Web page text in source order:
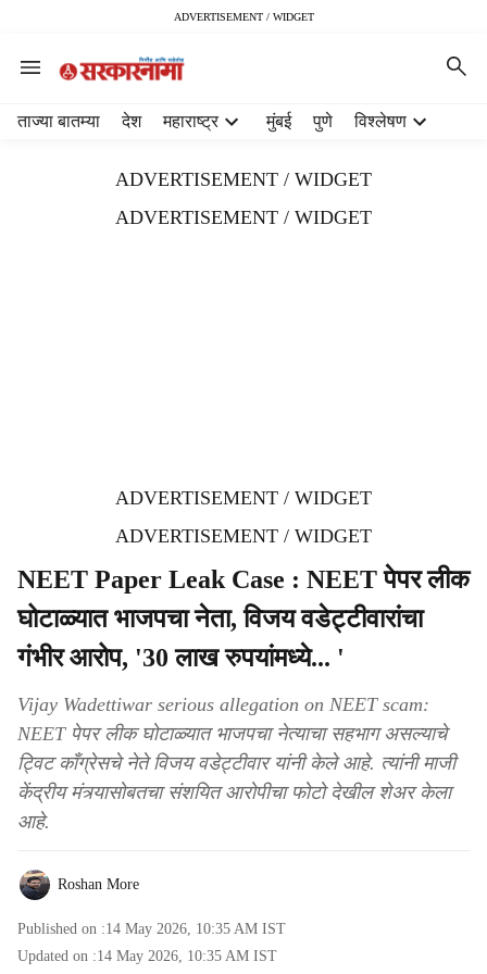
ADVERTISEMENT / WIDGET
ताज्या बातम्या देश महाराष्ट्र मुंबई पुणे विश्लेषण
ADVERTISEMENT / WIDGET
ADVERTISEMENT / WIDGET
ADVERTISEMENT / WIDGET
ADVERTISEMENT / WIDGET
NEET Paper Leak Case : NEET पेपर लीक
घोटाळ्यात भाजपचा नेता, विजय वडेट्टीवारांचा
गंभीर आरोप, '30 लाख रुपयांमध्ये... '
Vijay Wadettiwar serious allegation on NEET scam:
NEET पेपर लीक घोटाळ्यात भाजपचा नेत्याचा सहभाग असल्याचे
ट्विट काँग्रेसचे नेते विजय वडेट्टीवार यांनी केले आहे. त्यांनी माजी
केंद्रीय मंत्र्यासोबतचा संशयित आरोपीचा फोटो देखील शेअर केला
आहे.
Roshan More
Published on :14 May 2026, 10:35 AM IST
Updated on :14 May 2026, 10:35 AM IST